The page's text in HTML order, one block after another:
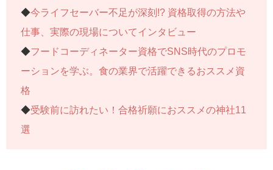
◆今ライフセーバー不足が深刻!? 資格取得の方法や
仕事、実際の現場についてインタビュー
◆フードコーディネーター資格でSNS時代のプロモ
ーションを学ぶ。食の業界で活躍できるおススメ資
格
◆受験前に訪れたい！合格祈願におススメの神社11
選